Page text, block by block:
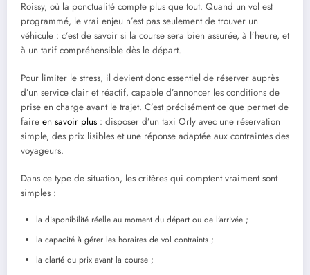
Roissy, où la ponctualité compte plus que tout. Quand un vol est
programmé, le vrai enjeu n’est pas seulement de trouver un
véhicule : c’est de savoir si la course sera bien assurée, à l’heure, et
à un tarif compréhensible dès le départ.
Pour limiter le stress, il devient donc essentiel de réserver auprès
d’un service clair et réactif, capable d’annoncer les conditions de
prise en charge avant le trajet. C’est précisément ce que permet de
faire en savoir plus : disposer d’un taxi Orly avec une réservation
simple, des prix lisibles et une réponse adaptée aux contraintes des
voyageurs.
Dans ce type de situation, les critères qui comptent vraiment sont
simples :
la disponibilité réelle au moment du départ ou de l’arrivée ;
la capacité à gérer les horaires de vol contraints ;
la clarté du prix avant la course ;